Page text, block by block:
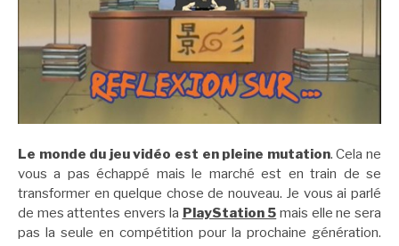
Le monde du jeu vidéo est en pleine mutation. Cela ne
vous a pas échappé mais le marché est en train de se
transformer en quelque chose de nouveau. Je vous ai parlé
de mes attentes envers la PlayStation 5 mais elle ne sera
pas la seule en compétition pour la prochaine génération.